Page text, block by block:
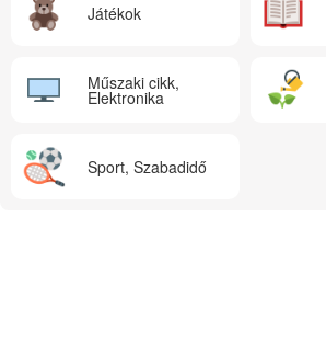
Játékok
Műszaki cikk,
Elektronika
Sport, Szabadidő